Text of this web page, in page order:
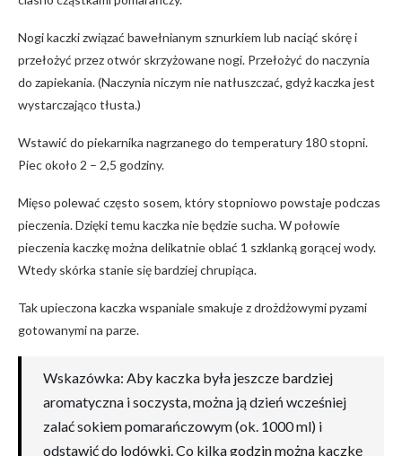
Nogi kaczki związać bawełnianym sznurkiem lub naciąć skórę i
przełożyć przez otwór skrzyżowane nogi. Przełożyć do naczynia
do zapiekania. (Naczynia niczym nie natłuszczać, gdyż kaczka jest
wystarczająco tłusta.)
Wstawić do piekarnika nagrzanego do temperatury 180 stopni.
Piec około 2 – 2,5 godziny.
Mięso polewać często sosem, który stopniowo powstaje podczas
pieczenia. Dzięki temu kaczka nie będzie sucha. W połowie
pieczenia kaczkę można delikatnie oblać 1 szklanką gorącej wody.
Wtedy skórka stanie się bardziej chrupiąca.
Tak upieczona kaczka wspaniale smakuje z drożdżowymi pyzami
gotowanymi na parze.
Wskazówka: Aby kaczka była jeszcze bardziej
aromatyczna i soczysta, można ją dzień wcześniej
zalać sokiem pomarańczowym (ok. 1000 ml) i
odstawić do lodówki. Co kilka godzin można kaczkę